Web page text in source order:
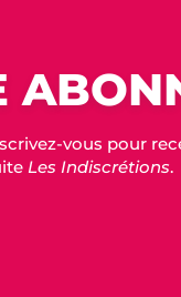
vous pour
Les Indiscrétions.